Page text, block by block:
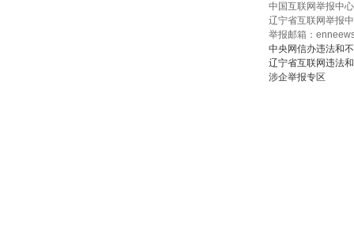
中国互联网举报中
辽宁省互联网举报
举报邮箱：
中央网信办违法和
辽宁省互联网违法
涉企举报专区